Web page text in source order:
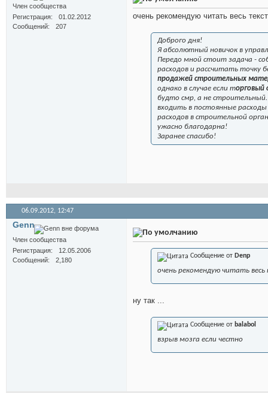
Член сообщества
Регистрация
01.02.2012
Сообщений
207
очень рекомендую читать весь
Доброго дня!
Я абсолютный новичок в
Передо мной стоит задача -
расходов и рассчитать
продажей строительных
однако в случае если торговый
будто смр, а не строительный.
входить в постоянные
расходов в строительной
ужасно благодарна!
Заранее спасибо!
06.09.2012, 12:47
Genn
Член сообщества
Регистрация
12.05.2006
Сообщений
2,180
Сообщение от Denp
очень рекомендую читать
ну так ...
Сообщение от balabol
взрыв мозга если честно